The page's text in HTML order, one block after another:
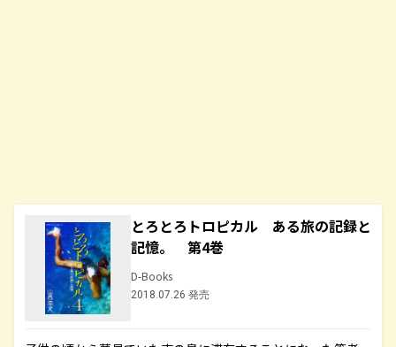
とろとろトロピカル ある旅の記録と
記憶。 第4巻
D-Books
2018.07.26 発売